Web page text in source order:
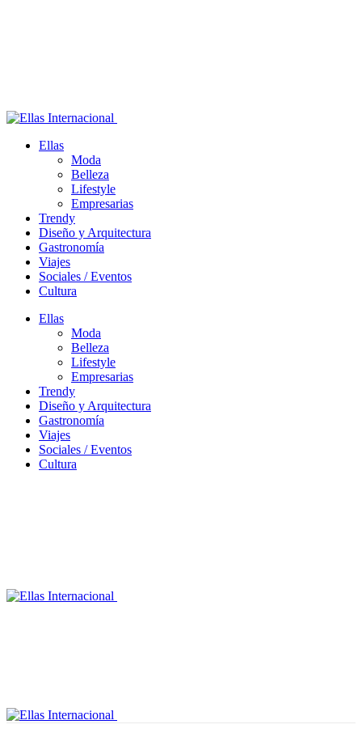
Ellas
Moda
Belleza
Lifestyle
Empresarias
Trendy
Diseño y Arquitectura
Gastronomía
Viajes
Sociales / Eventos
Cultura
Ellas
Moda
Belleza
Lifestyle
Empresarias
Trendy
Diseño y Arquitectura
Gastronomía
Viajes
Sociales / Eventos
Cultura